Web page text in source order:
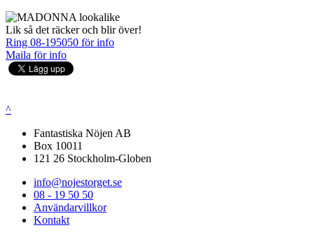
Lik så det räcker och blir över!
Ring 08-195050 för info
Maila för info
^
Fantastiska Nöjen AB
Box 10011
121 26 Stockholm-Globen
info@nojestorget.se
08 - 19 50 50
Användarvillkor
Kontakt